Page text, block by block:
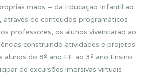
mãos – da Educação Infantil ao
através de conteúdos programáticos
professores, os alunos vivenciarão ao
construindo atividades e projetos
alunos do 8º ano EF ao 3º ano Ensino
de excursões imersivas virtuais